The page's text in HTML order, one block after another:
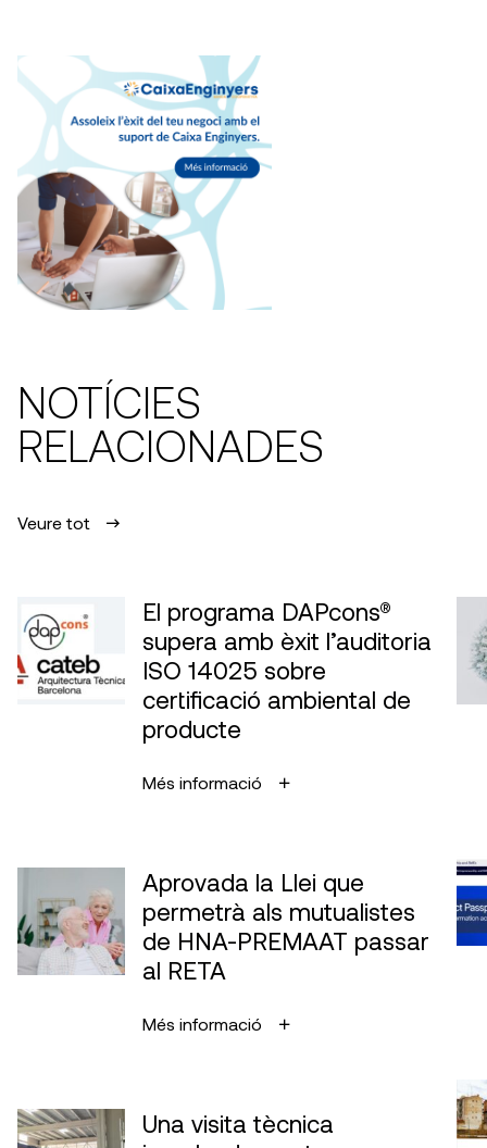
NOTÍCIES
RELACIONADES
Veure tot
El programa DAPcons®
supera amb èxit l’auditoria
ISO 14025 sobre
certificació ambiental de
producte
Més informació
Aprovada la Llei que
permetrà als mutualistes
de HNA-PREMAAT passar
al RETA
Més informació
Una visita tècnica